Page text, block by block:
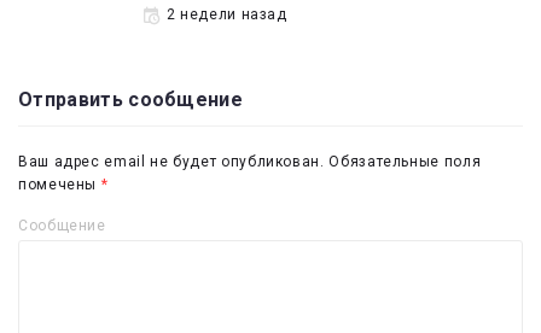
2 недели назад
Отправить сообщение
Ваш адрес email не будет опубликован. Обязательные поля
помечены *
Сообщение